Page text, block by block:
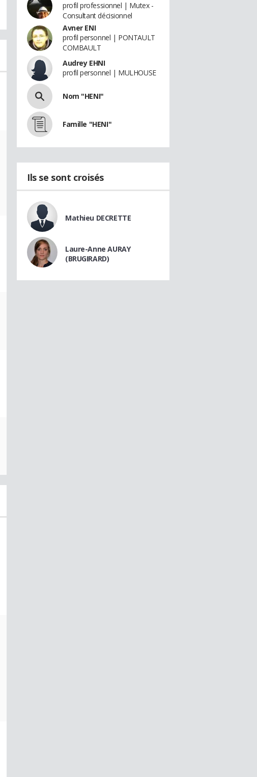
profil professionnel | Mutex -
Consultant décisionnel
Avner ENI
profil personnel | PONTAULT
COMBAULT
Audrey EHNI
profil personnel | MULHOUSE
Nom "HENI"
Famille "HENI"
Ils se sont croisés
Mathieu DECRETTE
Laure-Anne AURAY
(BRUGIRARD)